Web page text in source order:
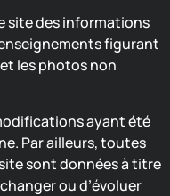
site des informations
figurant
les photos non
ayant été
Par ailleurs, toutes
sont données à titre
ou d’évoluer